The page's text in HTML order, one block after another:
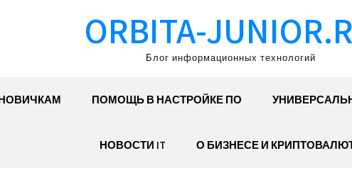
ORBITA-
Блог информационных технологий
ПОМОЩЬ В НАСТРОЙКЕ ПО
НОВОСТИ IT О БИЗНЕСЕ И